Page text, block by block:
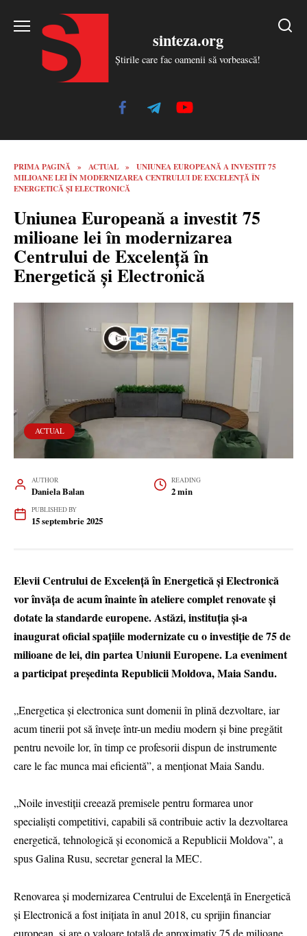
sinteza.org
Știrile care fac oamenii să vorbească!
PRIMA PAGINĂ » ACTUAL »
UNIUNEA EUROPEANĂ A INVESTIT 75
MILIOANE LEI ÎN MODERNIZAREA CENTRULUI DE EXCELENȚĂ ÎN
ENERGETICĂ ȘI ELECTRONICĂ
Uniunea Europeană a investit 75
milioane lei în modernizarea
Centrului de Excelență în
Energetică și Electronică
ACTUAL
AUTHOR
Daniela Balan
READING
2 min
PUBLISHED BY
15 septembrie 2025
Elevii Centrului de Excelență în Energetică și Electronică
vor învăța de acum înainte în ateliere complet renovate și
dotate la standarde europene. Astăzi, instituția și-a
inaugurat oficial spațiile modernizate cu o investiție de 75 de
milioane de lei, din partea Uniunii Europene. La eveniment
a participat președinta Republicii Moldova, Maia Sandu.
„Energetica și electronica sunt domenii în plină dezvoltare, iar
acum tinerii pot să învețe într-un mediu modern și bine pregătit
pentru nevoile lor, în timp ce profesorii dispun de instrumente
care le fac munca mai eficientă”, a menționat Maia Sandu.
„Noile investiții creează premisele pentru formarea unor
specialiști competitivi, capabili să contribuie activ la dezvoltarea
energetică, tehnologică și economică a Republicii Moldova”, a
spus Galina Rusu, secretar general la MEC.
Renovarea și modernizarea Centrului de Excelență în Energetică
și Electronică a fost inițiata în anul 2018, cu sprijin financiar
european, și are o valoare totală de aproximativ 75 de milioane